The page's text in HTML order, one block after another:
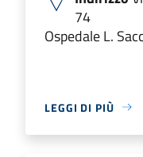
74
Ospedale L.
LEGGI DI PIÙ